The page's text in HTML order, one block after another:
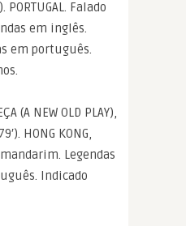
PORTUGAL. Falado
em inglês.
em português.
(A NEW OLD PLAY),
HONG KONG,
Legendas
Indicado